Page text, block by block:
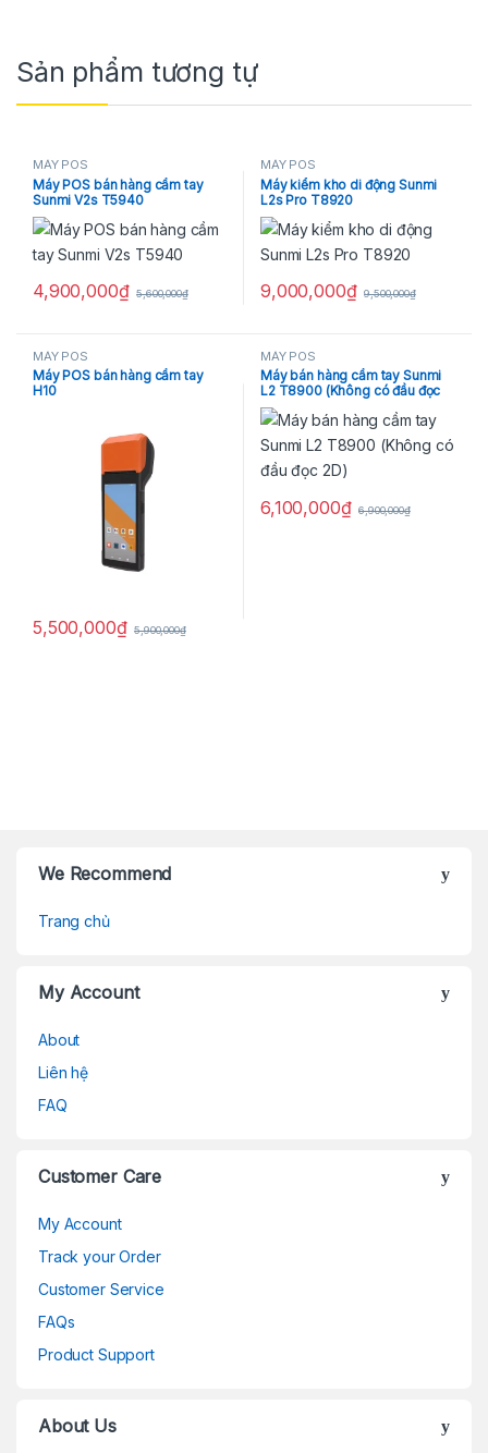
Sản phẩm tương tự
MÁY POS
Máy POS bán hàng cầm tay
Sunmi V2s T5940
4,900,000₫ 5,600,000₫
MÁY POS
Máy kiểm kho di động Sunmi
L2s Pro T8920
9,000,000₫ 9,500,000₫
MÁY POS
Máy POS bán hàng cầm tay
H10
5,500,000₫ 5,900,000₫
MÁY POS
Máy bán hàng cầm tay Sunmi
L2 T8900 (Không có đầu đọc
2D)
6,100,000₫ 6,900,000₫
We Recommend
Trang chủ
My Account
About
Liên hệ
FAQ
Customer Care
My Account
Track your Order
Customer Service
FAQs
Product Support
About Us